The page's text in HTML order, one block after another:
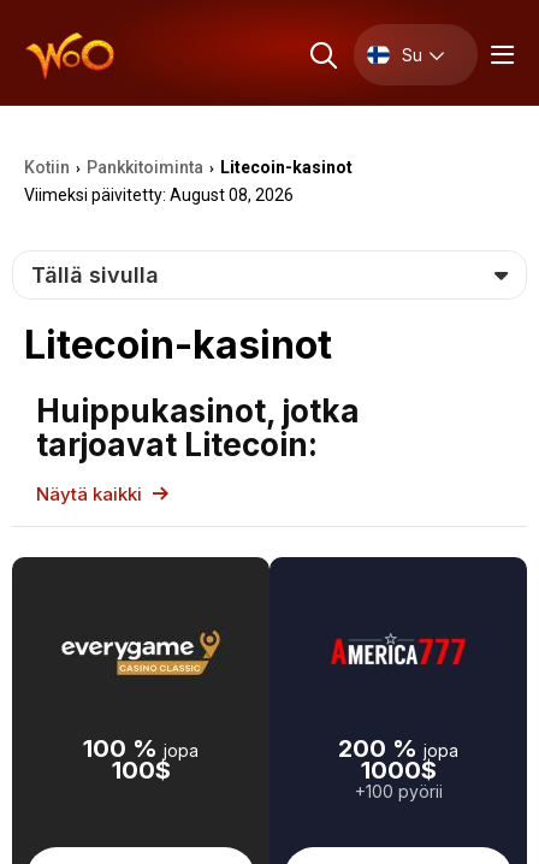
Su
Kotiin › Pankkitoiminta › Litecoin-kasinot
Viimeksi päivitetty: August 08, 2026
Tällä sivulla
Litecoin-kasinot
Huippukasinot, jotka
tarjoavat Litecoin:
Näytä kaikki
100 % jopa
100$
200 % jopa
1000$
+100 pyörii